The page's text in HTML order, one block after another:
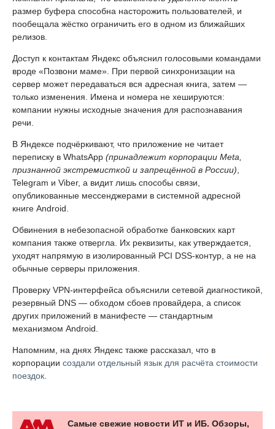
размер буфера способна насторожить пользователей, и
пообещала жёстко ограничить его в одном из ближайших
релизов.
Доступ к контактам Яндекс объяснил голосовыми командами
вроде «Позвони маме». При первой синхронизации на
сервер может передаваться вся адресная книга, затем —
только изменения. Имена и номера не хешируются:
компании нужны исходные значения для распознавания
речи.
В Яндексе подчёркивают, что приложение не читает
переписку в WhatsApp (принадлежит корпорации Meta,
признанной экстремисткой и запрещённой в России)
Telegram и Viber, а видит лишь способы связи,
опубликованные мессенджерами в системной адресной
книге Android.
Обвинения в небезопасной обработке банковских карт
компания также отвергла. Их реквизиты, как утверждается,
уходят напрямую в изолированный PCI DSS-контур, а не на
обычные серверы приложения.
Проверку VPN-интерфейса объяснили сетевой диагностикой,
резервный DNS — обходом сбоев провайдера, а список
других приложений в манифесте — стандартным
механизмом Android.
Напомним, на днях Яндекс также рассказал, что в
корпорации создали отдельный язык для расчёта стоимости
поездок
Самые свежие новости ИТ и ИБ. Обзоры,